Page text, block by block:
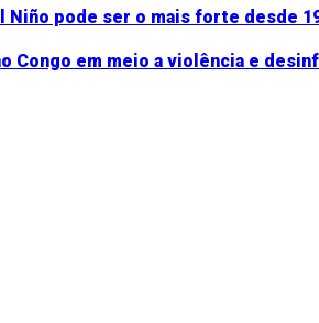
Niño pode ser o mais forte desde
Congo em meio a violência e